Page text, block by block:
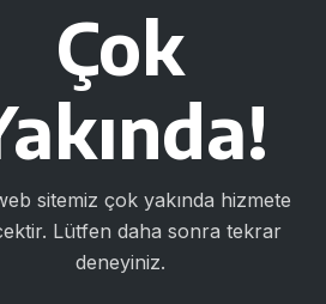
Çok
sitemiz çok yakında hizmete
Lütfen daha sonra tekrar
deneyiniz.